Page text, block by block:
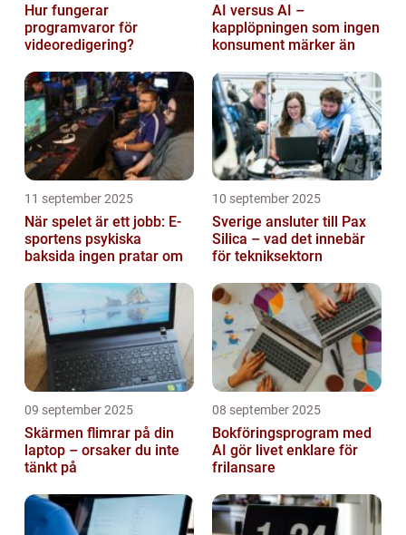
Hur fungerar
programvaror för
videoredigering?
AI versus AI –
kapplöpningen som ingen
konsument märker än
11 september 2025
När spelet är ett jobb: E-
sportens psykiska
baksida ingen pratar om
10 september 2025
Sverige ansluter till Pax
Silica – vad det innebär
för tekniksektorn
09 september 2025
Skärmen flimrar på din
laptop – orsaker du inte
tänkt på
08 september 2025
Bokföringsprogram med
AI gör livet enklare för
frilansare